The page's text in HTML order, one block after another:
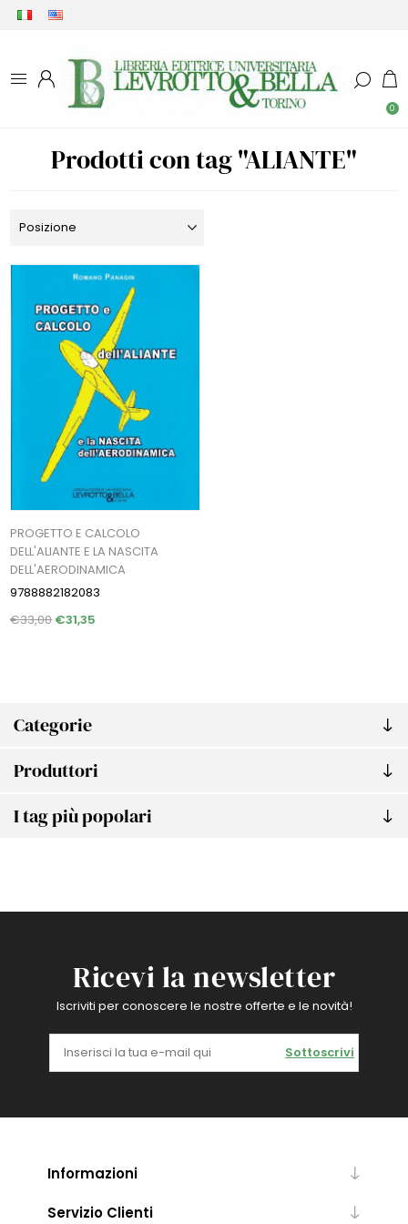
0
Categorie
Produttori
I tag più popolari
Prodotti con tag "ALIANTE"
PROGETTO E CALCOLO
DELL'ALIANTE E LA NASCITA
DELL'AERODINAMICA
9788882182083
€33,00 €31,35
Ricevi la newsletter
Iscriviti per conoscere le nostre offerte e le novità!
Sottoscrivi
Informazioni
Servizio Clienti